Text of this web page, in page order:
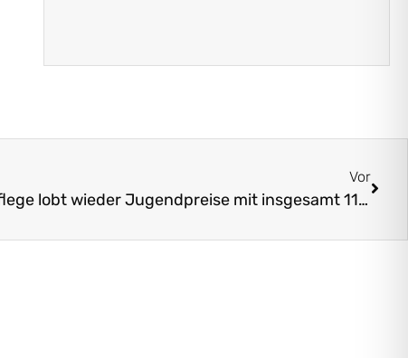
Vor
Landesverein für Heimatpflege lobt wieder Jugendpreise mit insgesamt 11.500 Euro aus